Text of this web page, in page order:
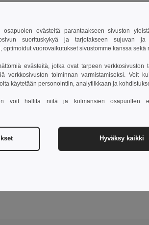
evästeitä parantaakseen sivuston
suorituskykyä ja tarjotakseen sujuvan ja
vuorovaikutukset sivustomme kanssa sekä
evästeitä, jotka ovat tarpeen verkkosivuston
verkkosivuston toiminnan varmistamiseksi. Voit
käytetään personointiin, analytiikkaan ja
voit hallita niitä ja kolmansien osapuolten
Hyväksy kaikki